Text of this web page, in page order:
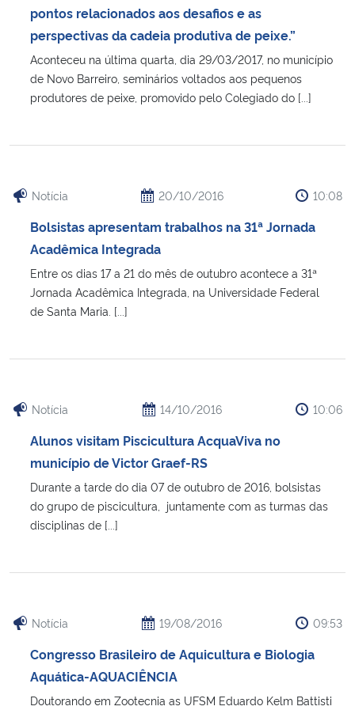
pontos relacionados aos desafios e as
perspectivas da cadeia produtiva de peixe.”
Aconteceu na última quarta, dia 29/03/2017, no município
de Novo Barreiro, seminários voltados aos pequenos
produtores de peixe, promovido pelo Colegiado do [...]
Notícia 20/10/2016 10:08
Bolsistas apresentam trabalhos na 31ª Jornada
Acadêmica Integrada
Entre os dias 17 a 21 do mês de outubro acontece a 31ª
Jornada Acadêmica Integrada, na Universidade Federal
de Santa Maria. [...]
Notícia 14/10/2016 10:06
Alunos visitam Piscicultura AcquaViva no
município de Victor Graef-RS
Durante a tarde do dia 07 de outubro de 2016, bolsistas
do grupo de piscicultura, juntamente com as turmas das
disciplinas de [...]
Notícia 19/08/2016 09:53
Congresso Brasileiro de Aquicultura e Biologia
Aquática-AQUACIÊNCIA
Doutorando em Zootecnia as UFSM Eduardo Kelm Battisti